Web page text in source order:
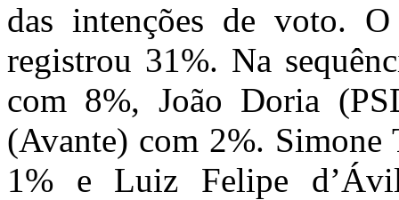
das intenções de voto.
registrou 31%. Na
com 8%, João Doria
(Avante) com 2%.
1% e Luiz Felipe